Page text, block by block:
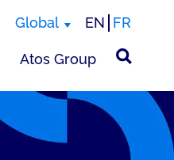
Global EN FR
Atos Group